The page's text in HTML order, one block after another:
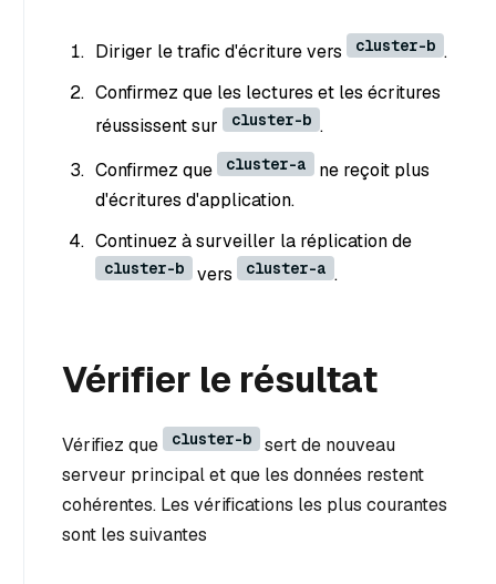
Diriger le trafic d'écriture vers cluster-b .
Confirmez que les lectures et les écritures
réussissent sur
cluster-b .
Confirmez que
cluster-a
ne reçoit plus
d'écritures d'application.
Continuez à surveiller la réplication de
cluster-b vers cluster-a .
Vérifier le résultat
Vérifiez que cluster-b
sert de nouveau
serveur principal et que les données restent
cohérentes. Les vérifications les plus courantes
sont les suivantes